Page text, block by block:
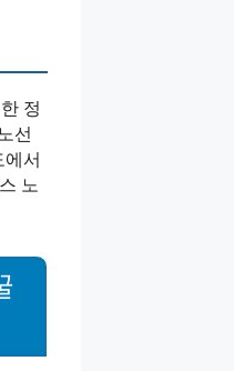
정
선
서
노